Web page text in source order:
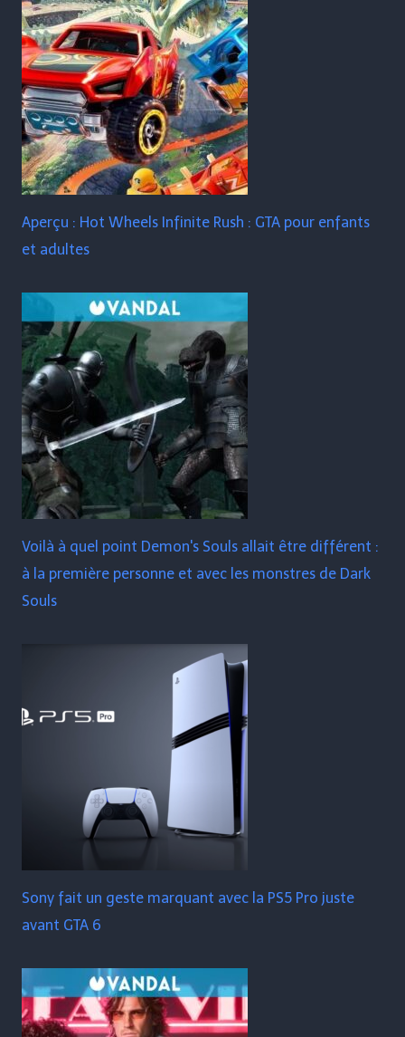
Aperçu : Hot Wheels Infinite Rush : GTA pour enfants
et adultes
Voilà à quel point Demon's Souls allait être différent :
à la première personne et avec les monstres de Dark
Souls
Sony fait un geste marquant avec la PS5 Pro juste
avant GTA 6